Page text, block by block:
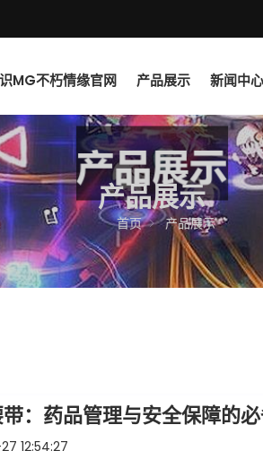
MG不朽情缘官网 产品展示 新闻中心
产品展示
首页 产品展示
：药品管理与安全保障的
12:54:27